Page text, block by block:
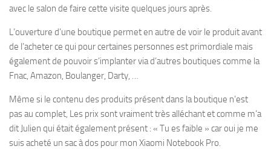
avec le salon de faire cette visite quelques jours après.
L’ouverture d’une boutique permet en autre de voir le produit avant
de l’acheter ce qui pour certaines personnes est primordiale mais
également de pouvoir s’implanter via d’autres boutiques comme la
Fnac, Amazon, Boulanger, Darty, …
Même si le contenu des produits présent dans la boutique n’est
pas au complet, Les prix sont vraiment très alléchant et comme m’a
dit Julien qui était également présent : « Tu es faible » car oui je me
suis acheté un sac à dos pour mon Xiaomi Notebook Pro.